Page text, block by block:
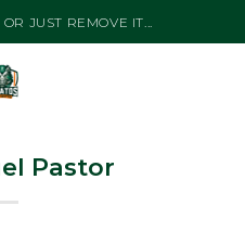
JUST REMOVE IT...
Pastor